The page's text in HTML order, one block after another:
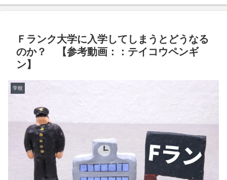
Ｆランク大学に入学してしまうとどうなる
のか？ 【参考動画：：テイコウペンギ
ン】
学校